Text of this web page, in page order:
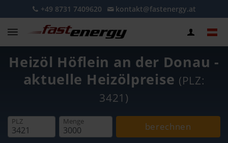
+49 8731 7409620 kontakt@fastenergy.at
Heizöl Höflein an der Donau -
aktuelle Heizölpreise (PLZ:
3421)
PLZ Menge berechnen